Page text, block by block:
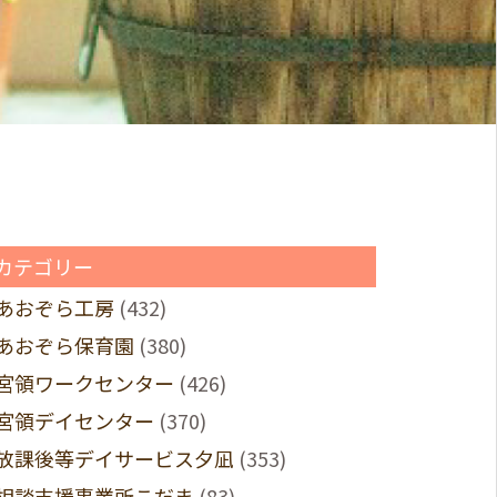
テゴリー
おぞら工房 (432)
おぞら保育園 (380)
領ワークセンター (426)
領デイセンター (370)
課後等デイサービス夕凪 (353)